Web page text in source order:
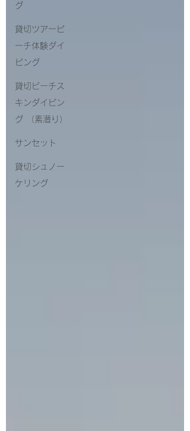
グ
貸切ツアービ
ーチ体験ダイ
ビング
貸切ビーチス
キンダイビン
グ （素潜り）
サンセット
貸切シュノー
ケリング